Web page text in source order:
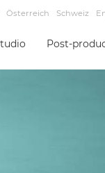
Österreich Schweiz
Post-